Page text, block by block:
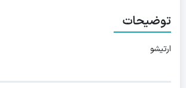
توضیحات
ارتیشو